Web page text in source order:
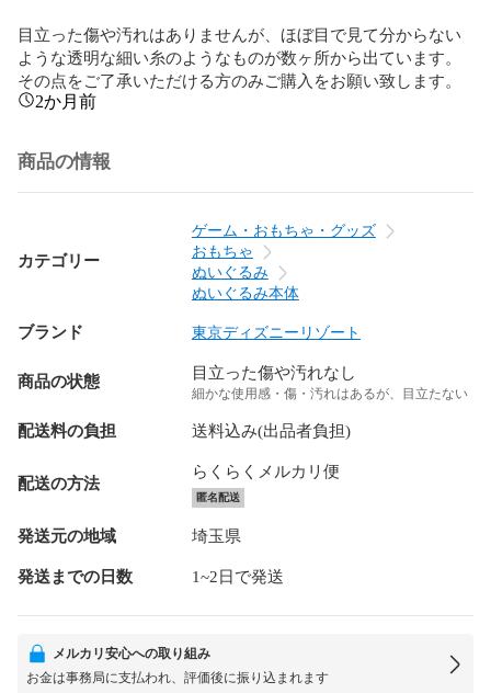
目立った傷や汚れはありませんが、ほぼ目で見て分からない
ような透明な細い糸のようなものが数ヶ所から出ています。
その点をご了承いただける方のみご購入をお願い致します。
2か月前
商品の情報
カテゴリー
ゲーム・おもちゃ・グッズ
おもちゃ
ぬいぐるみ
ぬいぐるみ本体
ブランド 東京ディズニーリゾート
商品の状態 目立った傷や汚れなし
細かな使用感・傷・汚れはあるが、目立たない
配送料の負担 送料込み(出品者負担)
配送の方法
らくらくメルカリ便
匿名配送
発送元の地域 埼玉県
発送までの日数 1~2日で発送
メルカリ安心への取り組み
お金は事務局に支払われ、評価後に振り込まれます